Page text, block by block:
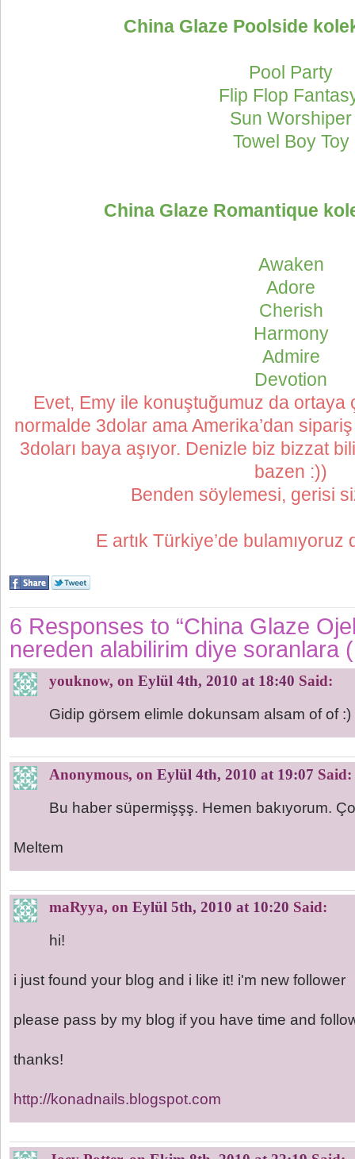
China Glaze Poolside
Pool Party
Flip Flop
Sun Worshiper
Towel Boy Toy
China Glaze Romantique
Awaken
Adore
Cherish
Harmony
Admire
Devotion
Evet, Emy ile konuştuğumuz da ortaya
normalde 3dolar ama Amerika’dan
3doları baya aşıyor. Denizle biz bizzat
bazen :))
Benden söylemesi, gerisi
E artık Türkiye’de
6 Responses to “China Glaze
nereden alabilirim diye soranlara
youknow, on Eylül 4th, 2010 at 18:40 Said:
Gidip görsem elimle dokunsam alsam of of :)
Anonymous, on Eylül 4th, 2010 at 19:07 Said:
Bu haber süpermişşş. Hemen bakıyorum.
Meltem
maRyya, on Eylül 5th, 2010 at 10:20 Said:
hi!
i just found your blog and i like it! i'm new follower
please pass by my blog if you have time and
thanks!
http://konadnails.blogspot.com